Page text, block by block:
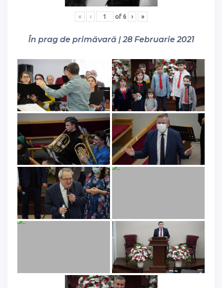
« ‹ of 6 › »
În prag de primăvară | 28 Februarie 2021